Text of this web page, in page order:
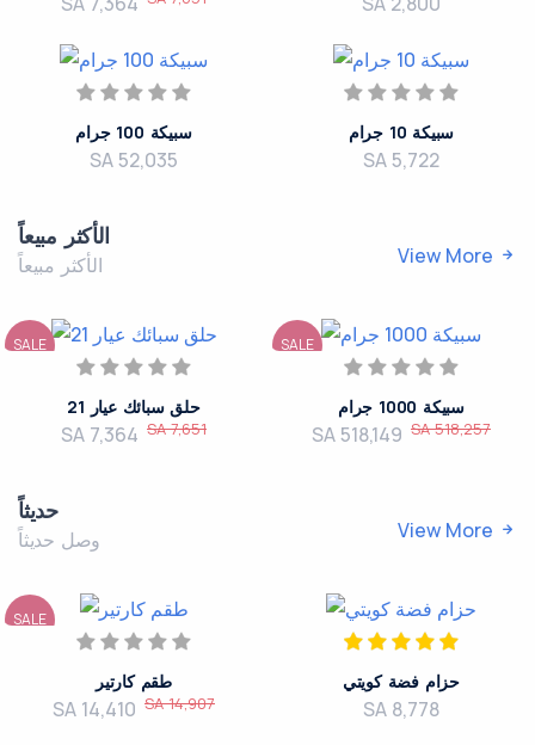
سبيكة 100 جرام
SA 52,035
سبيكة 10 جرام
SA 5,722
الأكثر مبيعاً
الأكثر مبيعاً View More
SALE
حلق سبائك عيار 21
SA 7,364 SA 7,651
SALE
سبيكة 1000 جرام
SA 518,149 SA 518,257
حديثاً
وصل حديثاً View More
SALE
طقم كارتير
SA 14,410 SA 14,907
حزام فضة كويتي
SA 8,778